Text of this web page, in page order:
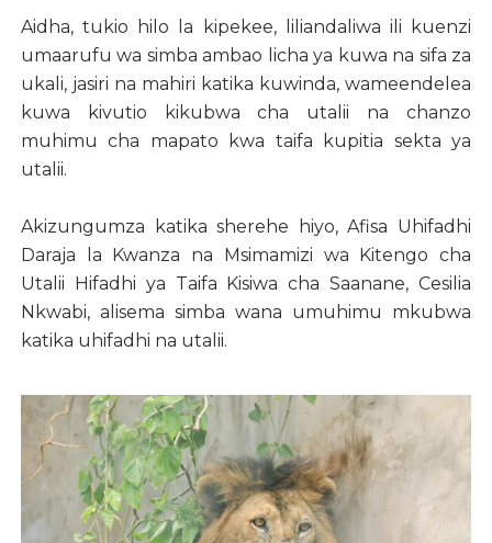
Aidha, tukio hilo la kipekee, liliandaliwa ili kuenzi
umaarufu wa simba ambao licha ya kuwa na sifa za
ukali, jasiri na mahiri katika kuwinda, wameendelea
kuwa kivutio kikubwa cha utalii na chanzo
muhimu cha mapato kwa taifa kupitia sekta ya
utalii.
Akizungumza katika sherehe hiyo, Afisa Uhifadhi
Daraja la Kwanza na Msimamizi wa Kitengo cha
Utalii Hifadhi ya Taifa Kisiwa cha Saanane, Cesilia
Nkwabi, alisema simba wana umuhimu mkubwa
katika uhifadhi na utalii.